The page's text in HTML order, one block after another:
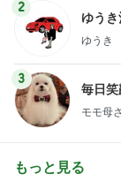
2
ゆう
ゆうき
3
毎日
モモ母
もっと見る